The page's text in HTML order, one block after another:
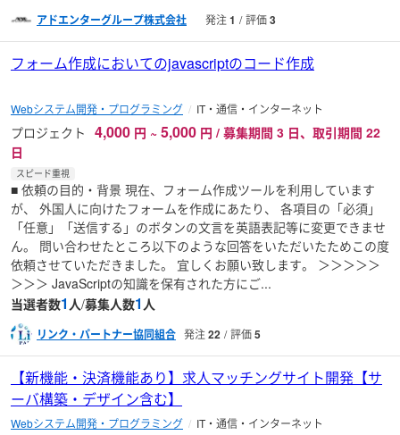
アドエンターグループ株式会社 発注1 評価3
フォーム作成においてのjavascriptのコード作成
Webシステム開発・プログラミング IT・通信・インターネット
プロジェクト 4,000 円 ~ 5,000 円 / 募集期間 3 日、取引期間 22
日
スピード重視
■ 依頼の目的・背景 現在、フォーム作成ツールを利用しています
が、 外国人に向けたフォームを作成にあたり、 各項目の「必須」
「任意」「送信する」のボタンの文言を英語表記等に変更できませ
ん。 問い合わせたところ以下のような回答をいただいたためこの度
依頼させていただきました。 宜しくお願い致します。 ＞＞＞＞＞
＞＞＞ JavaScriptの知識を保有された方にご...
当選者数1 人/募集人数1 人
リンク・パートナー協同組合 発注22 評価5
【新機能・決済機能あり】求人マッチングサイト開発【サ
ーバ構築・デザイン含む】
Webシステム開発・プログラミング IT・通信・インターネット